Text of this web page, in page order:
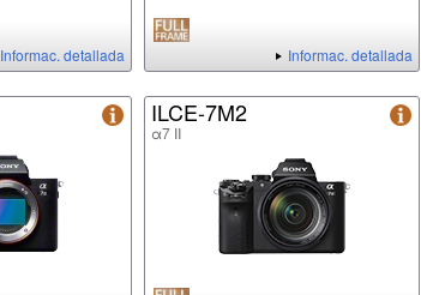
Informac. detallada Informac. detallada
ILCE-7M2
α7 II